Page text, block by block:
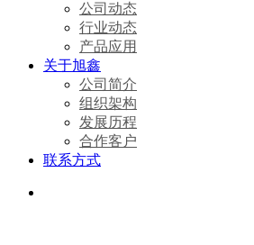
公司动态
行业动态
产品应用
关于旭鑫
公司简介
组织架构
发展历程
合作客户
联系方式